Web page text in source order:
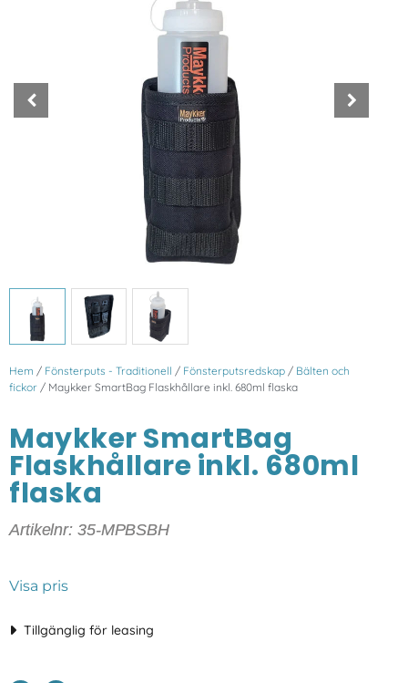
Hem / Fönsterputs - Traditionell / Fönsterputsredskap / Bälten och
fickor / Maykker SmartBag Flaskhållare inkl. 680ml flaska
Maykker SmartBag
Flaskhållare inkl. 680ml
flaska
Artikelnr: 35-MPBSBH
Visa pris
Tillgänglig för leasing